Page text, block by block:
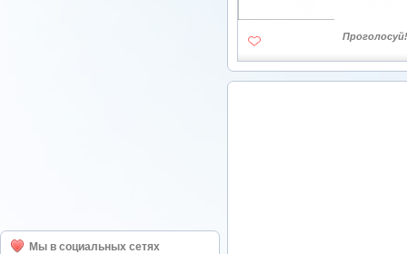
Мы в социальных сетях
Проголосуй!